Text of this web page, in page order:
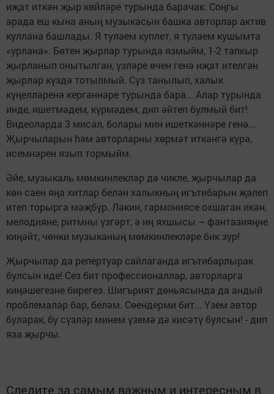
иҗат иткән җыр көйләре турында барачак. Соңгы
арада еш кына аның музыкасын башка авторлар актив
куллана башлады. Я тулаем куплет, я тулаем кушымта
«урлана». Бөтен җырлар турында язмыйм, 1-2 тапкыр
җырланып онытылган, үзләре өчен генә иҗат ителгән
җырлар күздә тотылмый. Сүз танылып, халык
күңелләренә кергәннәре турында бара... Алар турында
инде, ишетмәдем, күрмәдем, дип әйтеп булмый бит!
Видеоларда 3 мисал, болары мин ишеткәннәре генә...
Җырчыларын hәм авторларны хөрмәт иткәнгә күрә,
исемнәрен язып тормыйм.
Әйе, музыкаль мөмкинлекләр дә чикле, җырчылар да
көн саен яңа хитлар белән халыкның игътибарын җәлеп
итеп торырга мәҗбүр. Ләкин, гармониясе охшаган икән,
мелодияне, ритмны үзгәрт, ә иң яхшысы – фантазияңне
киңәйт, чөнки музыканың мөмкинлекләре бик зур!
Җырчылар да репертуар сайлаганда игътибарлырак
булсын иде! Сез бит профессионаллар, авторларга
киңәшегезне бирегез. Шигърият дөньясында да андый
проблемалар бар, беләм. Сөендерми бит... Үзем автор
буларак, бу сүзләр минем үземә дә кисәтү булсын! - дип
яза җырчы.
Следите за самым важным и интересным в